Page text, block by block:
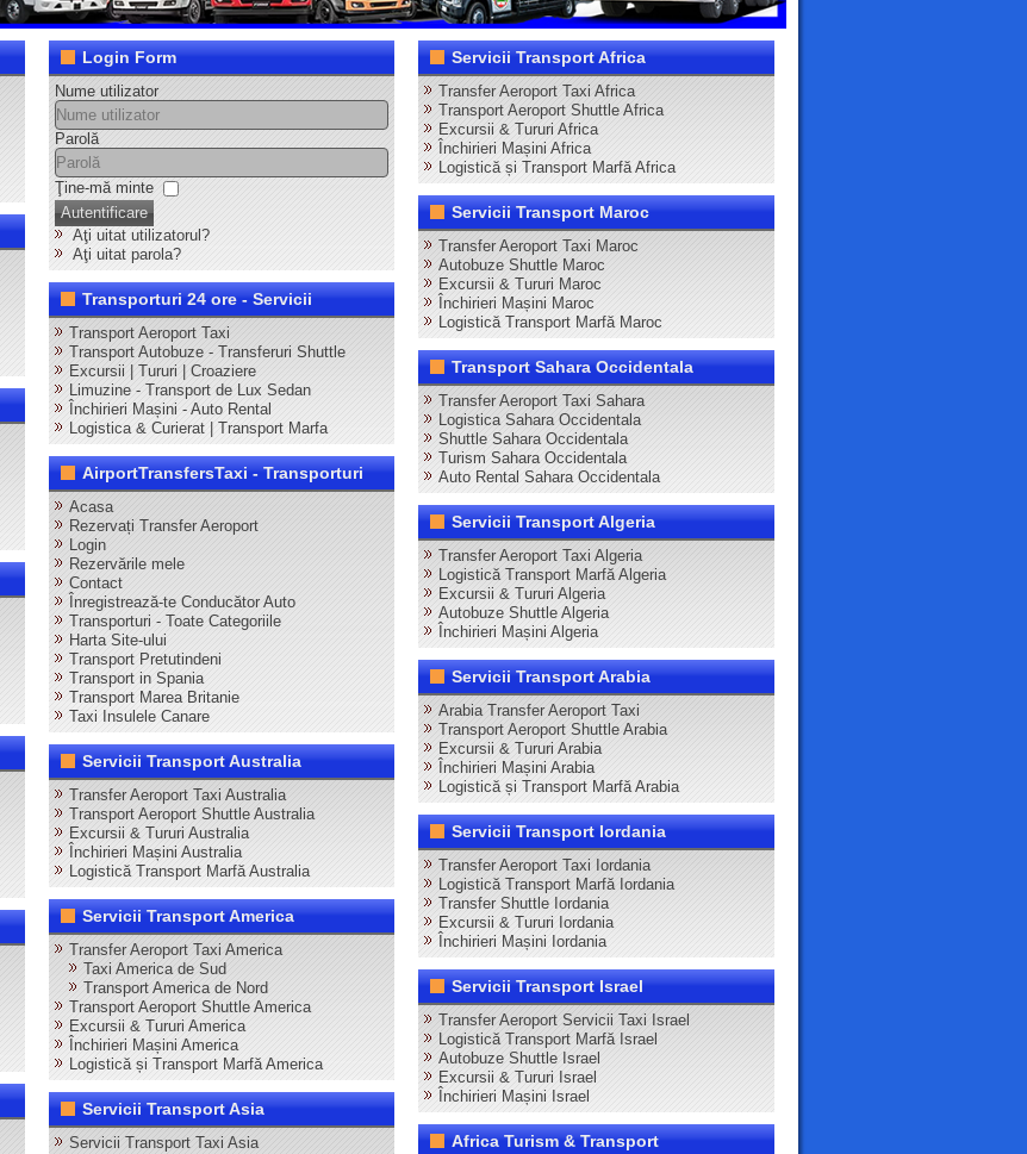
Login Form
Nume utilizator
Parolă
Ţine-mă minte
Autentificare
Aţi uitat utilizatorul?
Aţi uitat parola?
Transporturi 24 ore - Servicii
Transport Aeroport Taxi
Transport Autobuze - Transferuri Shuttle
Excursii | Tururi | Croaziere
Limuzine - Transport de Lux Sedan
Închirieri Mașini - Auto Rental
Logistica & Curierat | Transport Marfa
AirportTransfersTaxi - Transporturi
Acasa
Rezervați Transfer Aeroport
Login
Rezervările mele
Contact
Înregistrează-te Conducător Auto
Transporturi - Toate Categoriile
Harta Site-ului
Transport Pretutindeni
Transport in Spania
Transport Marea Britanie
Taxi Insulele Canare
Servicii Transport Australia
Transfer Aeroport Taxi Australia
Transport Aeroport Shuttle Australia
Excursii & Tururi Australia
Închirieri Mașini Australia
Logistică Transport Marfă Australia
Servicii Transport America
Transfer Aeroport Taxi America
Taxi America de Sud
Transport America de Nord
Transport Aeroport Shuttle America
Excursii & Tururi America
Închirieri Mașini America
Logistică și Transport Marfă America
Servicii Transport Asia
Servicii Transport Taxi Asia
Servicii Transport Africa
Transfer Aeroport Taxi Africa
Transport Aeroport Shuttle Africa
Excursii & Tururi Africa
Închirieri Mașini Africa
Logistică și Transport Marfă Africa
Servicii Transport Maroc
Transfer Aeroport Taxi Maroc
Autobuze Shuttle Maroc
Excursii & Tururi Maroc
Închirieri Mașini Maroc
Logistică Transport Marfă Maroc
Transport Sahara Occidentala
Transfer Aeroport Taxi Sahara
Logistica Sahara Occidentala
Shuttle Sahara Occidentala
Turism Sahara Occidentala
Auto Rental Sahara Occidentala
Servicii Transport Algeria
Transfer Aeroport Taxi Algeria
Logistică Transport Marfă Algeria
Excursii & Tururi Algeria
Autobuze Shuttle Algeria
Închirieri Mașini Algeria
Servicii Transport Arabia
Arabia Transfer Aeroport Taxi
Transport Aeroport Shuttle Arabia
Excursii & Tururi Arabia
Închirieri Mașini Arabia
Logistică și Transport Marfă Arabia
Servicii Transport Iordania
Transfer Aeroport Taxi Iordania
Logistică Transport Marfă Iordania
Transfer Shuttle Iordania
Excursii & Tururi Iordania
Închirieri Mașini Iordania
Servicii Transport Israel
Transfer Aeroport Servicii Taxi Israel
Logistică Transport Marfă Israel
Autobuze Shuttle Israel
Excursii & Tururi Israel
Închirieri Mașini Israel
Africa Turism & Transport